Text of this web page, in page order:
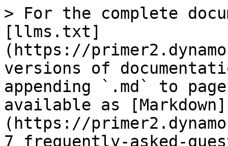
> For the complete
[llms.txt]
(https://
versions of
appending `.md` to
available as [Markdown]
(https://
7_frequently-asked-